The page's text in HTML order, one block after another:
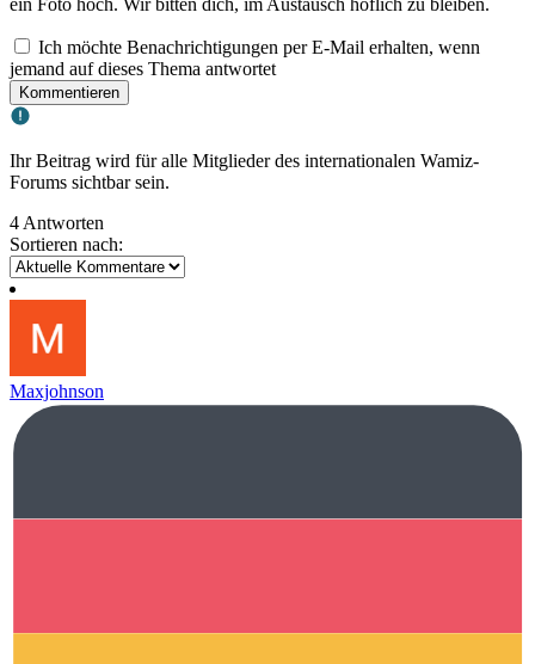
Ich möchte Benachrichtigungen per E-Mail erhalten, wenn
jemand auf dieses Thema antwortet
Kommentieren
Ihr Beitrag wird für alle Mitglieder des internationalen Wamiz-
Forums sichtbar sein.
4 Antworten
Sortieren nach:
Maxjohnson